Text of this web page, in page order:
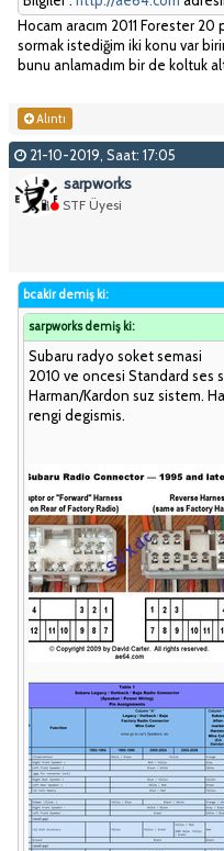
Hocam aracım 2011 Forester 20
sormak istediğim iki konu var
bunu anlamadım bir de koltuk
Alıntı
21-10-2019, Saat: 17:05
sarpworks
STF Üyesi
bcakir demiş ki:
sarpworks demiş ki:
Subaru radyo soket semasi
2010 ve oncesi Standard ses
Harman/Kardon suz sistem.
rengi degismis.